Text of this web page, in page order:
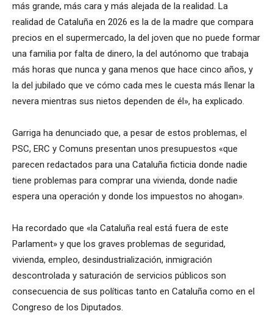
más grande, más cara y más alejada de la realidad. La
realidad de Cataluña en 2026 es la de la madre que compara
precios en el supermercado, la del joven que no puede formar
una familia por falta de dinero, la del autónomo que trabaja
más horas que nunca y gana menos que hace cinco años, y
la del jubilado que ve cómo cada mes le cuesta más llenar la
nevera mientras sus nietos dependen de él», ha explicado.
Garriga ha denunciado que, a pesar de estos problemas, el
PSC, ERC y Comuns presentan unos presupuestos «que
parecen redactados para una Cataluña ficticia donde nadie
tiene problemas para comprar una vivienda, donde nadie
espera una operación y donde los impuestos no ahogan».
Ha recordado que «la Cataluña real está fuera de este
Parlament» y que los graves problemas de seguridad,
vivienda, empleo, desindustrialización, inmigración
descontrolada y saturación de servicios públicos son
consecuencia de sus políticas tanto en Cataluña como en el
Congreso de los Diputados.